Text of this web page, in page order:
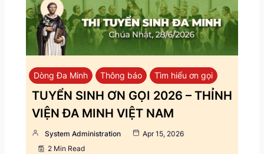
Dòng Đa Minh Thông báo Tìm hiểu ơn gọi
TUYỂN SINH ƠN GỌI 2026 – THỈNH
VIỆN ĐA MINH VIỆT NAM
System Administration
Apr 15, 2026
2 Min Read